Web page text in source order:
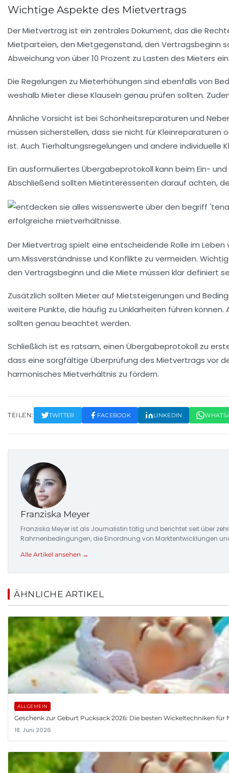
Wichtige Aspekte des Mietvertrags
DerMietvertrag ist ein zentrales Dokument, das die
Mietparteien, den Mietgegenstand, den Vertragsbeginn
Abweichung von über10 Prozent zu Lasten des Mieters
Die Regelungen zu Mieterhöhungen sind ebenfalls von
weshalb Mieter diese Klauseln genau prüfen sollten.
Ähnliche Vorsicht ist bei Schönheitsreparaturen und
müssen sicherstellen, dass sie nicht fürKleinreparaturen
ist. Auch Tierhaltungsregelungen und andere individuelle
Ein ausformuliertes Übergabeprotokoll kann beim Ein-
Abschließend sollten Mietinteressenten darauf achten,
DerMietvertrag spielt eine entscheidende Rolle im Leben
um Missverständnisse und Konflikte zu vermeiden.
den Vertragsbeginn und die Miete müssen klar definiert
Zusätzlich sollten Mieter auf Mietsteigerungen und
weitere Punkte, die häufig zu Unklarheiten führen können.
sollten genau beachtet werden.
Schließlich ist es ratsam, einen Übergabeprotokoll zu
dass eine sorgfältige Überprüfung des Mietvertrags vor
harmonisches Mietverhältnis zu fördern.
TEILEN: TWITTER FACEBOOK LINKEDIN
Franziska Meyer
Franziska Meyer ist als Journalistin tätig und berichtet seit über
Rahmenbedingungen, die Einordnung von Marktentwicklungen
Alle Artikel ansehen →
ÄHNLICHE ARTIKEL
ALLGEMEIN
Geschenk zur Geburt Pucksack 2026: Die besten Wickeltechniken für
18. Juni 2026